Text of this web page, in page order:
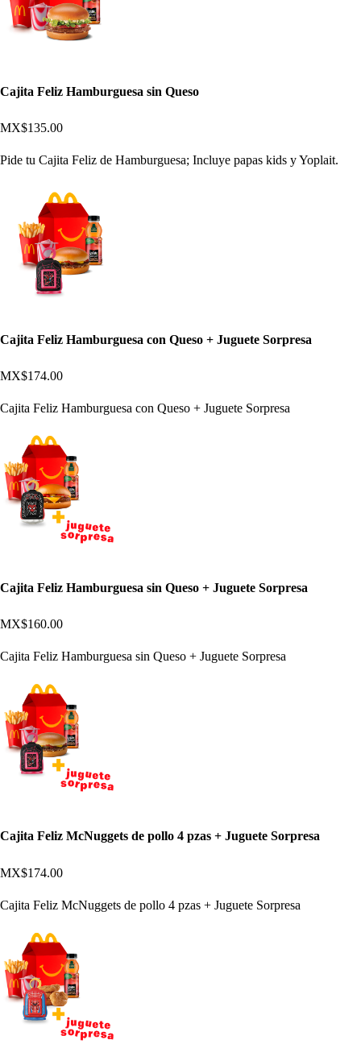
Cajita Feliz Hamburguesa sin Queso
MX$135.00
Pide tu Cajita Feliz de Hamburguesa; Incluye papas kids y Yoplait.
Cajita Feliz Hamburguesa con Queso + Juguete Sorpresa
MX$174.00
Cajita Feliz Hamburguesa con Queso + Juguete Sorpresa
Cajita Feliz Hamburguesa sin Queso + Juguete Sorpresa
MX$160.00
Cajita Feliz Hamburguesa sin Queso + Juguete Sorpresa
Cajita Feliz McNuggets de pollo 4 pzas + Juguete Sorpresa
MX$174.00
Cajita Feliz McNuggets de pollo 4 pzas + Juguete Sorpresa